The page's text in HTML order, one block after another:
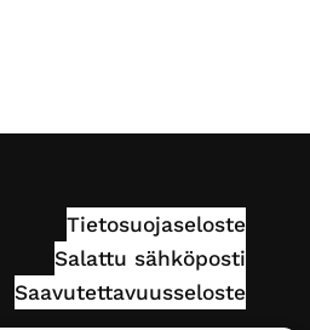
Tietosuojaseloste
Salattu sähköposti
Saavutettavuusseloste